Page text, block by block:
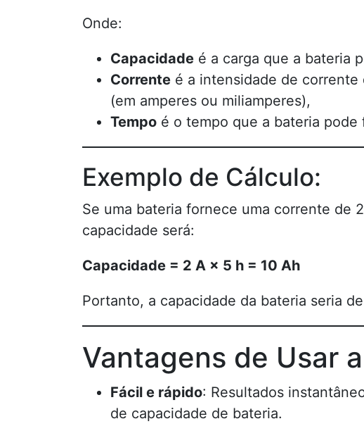
Onde:
Capacidade é a carga que a bateria
Corrente é a intensidade de
(em amperes ou miliamperes),
Tempo é o tempo que a bateria
Exemplo de Cálculo:
Se uma bateria fornece uma corrente de
capacidade será:
Capacidade = 2 A × 5 h = 10 Ah
Portanto, a capacidade da bateria seria de
Vantagens de Usar
Fácil e rápido: Resultados
de capacidade de bateria.